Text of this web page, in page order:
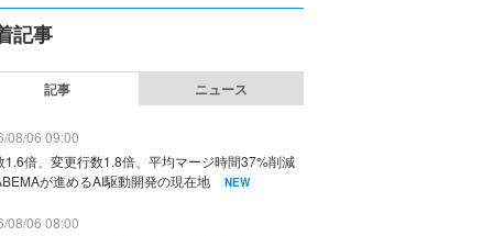
記事
記事 ニュース
08/06 09:00
1.6倍、変更行数1.8倍、平均マージ時間37%削減
が進めるAI駆動開発の現在地
NEW
08/06 08:00